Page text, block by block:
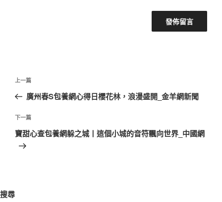
文
導
覽
上
一
文
章
上一篇
廣州春S包養網心得日櫻花林，浪漫盛開_金羊網新聞
下
一
下一篇
寶甜心查包養網躲之城丨這個小城的音符飄向世界_中國網
搜尋